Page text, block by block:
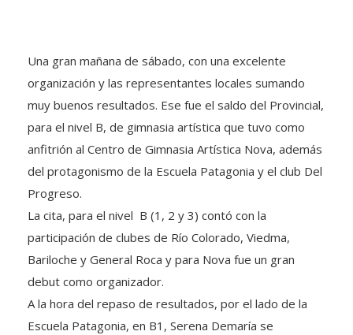
Una gran mañana de sábado, con una excelente
organización y las representantes locales sumando
muy buenos resultados. Ese fue el saldo del Provincial,
para el nivel B, de gimnasia artística que tuvo como
anfitrión al Centro de Gimnasia Artística Nova, además
del protagonismo de la Escuela Patagonia y el club Del
Progreso.
La cita, para el nivel B (1, 2 y 3) contó con la
participación de clubes de Río Colorado, Viedma,
Bariloche y General Roca y para Nova fue un gran
debut como organizador.
A la hora del repaso de resultados, por el lado de la
Escuela Patagonia, en B1, Serena Demaría se